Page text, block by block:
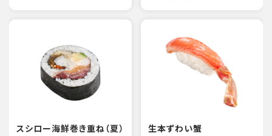
スシロー海鮮巻き重ね（夏） 生本ずわい蟹